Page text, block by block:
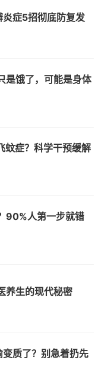
症5招彻底防复发
是饿了，可能是身体
症？科学干预缓解
90%人第一步就错
养生的现代秘密
质了？别急着扔先